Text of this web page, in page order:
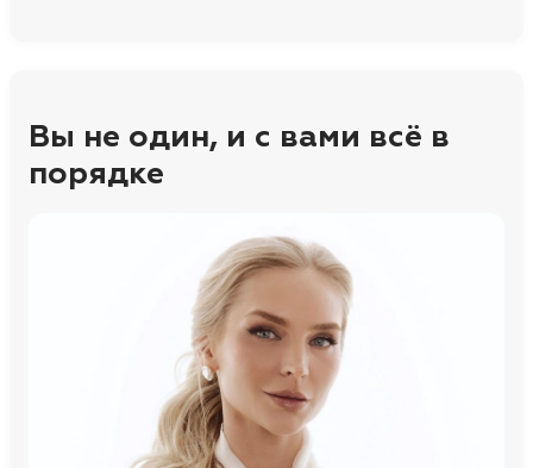
Вы не один, и с вами всё в
порядке